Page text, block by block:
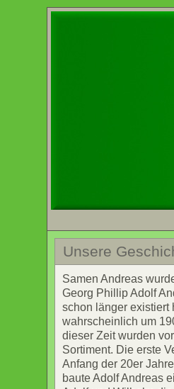
Unsere
Samen Andreas
Georg Phillip Adolf
schon länger existiert
wahrscheinlich um
dieser Zeit wurden
Sortiment. Die erste
Anfang der 20er
baute Adolf Andreas